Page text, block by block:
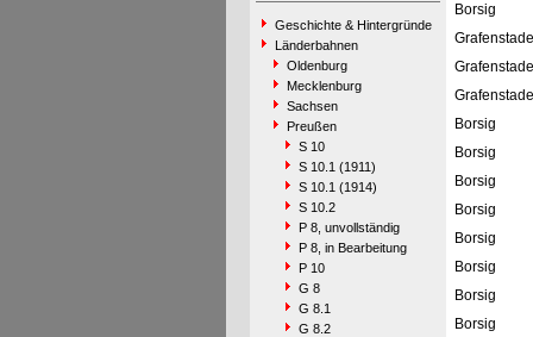
Geschichte & Hintergründe
Länderbahnen
Oldenburg
Mecklenburg
Sachsen
Preußen
S 10
S 10.1 (1911)
S 10.1 (1914)
S 10.2
P 8, unvollständig
P 8, in Bearbeitung
P 10
G 8
G 8.1
G 8.2
Borsig
Borsig
Borsig
Borsig
Borsig
Borsig
Borsig
Borsig
Borsig